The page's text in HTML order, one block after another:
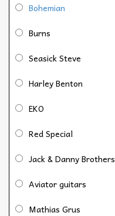
Bohemian
Burns
Seasick Steve
Harley Benton
EKO
Red Special
Jack & Danny Brothers
Aviator guitars
Mathias Grus